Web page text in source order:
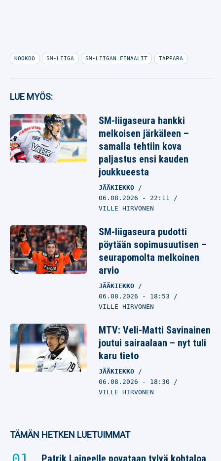
KOOKOO SM-LIIGA SM-LIIGAN FINAALIT TAPPARA
LUE MYÖS:
SM-liigaseura hankki
melkoisen järkäleen –
samalla tehtiin kova
paljastus ensi kauden
joukkueesta
JÄÄKIEKKO
06.08.2026 - 22:11
VILLE HIRVONEN
SM-liigaseura pudotti
pöytään sopimusuutisen –
seurapomolta melkoinen
arvio
JÄÄKIEKKO
06.08.2026 - 18:53
VILLE HIRVONEN
MTV: Veli-Matti Savinainen
joutui sairaalaan – nyt tuli
karu tieto
JÄÄKIEKKO
06.08.2026 - 18:30
VILLE HIRVONEN
TÄMÄN HETKEN LUETUIMMAT
Patrik Laineelle povataan tylyä kohtaloa